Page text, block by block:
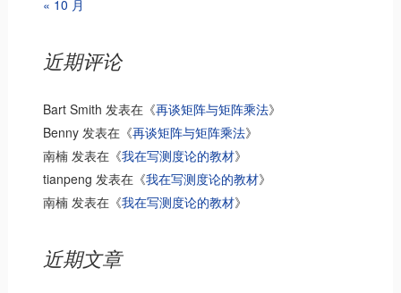
« 10 月
近期评论
Bart Smith 发表在《再谈矩阵与矩阵乘法》
Benny发表在《再谈矩阵与矩阵乘法》
南楠发表在《我在写测度论的教材》
tianpeng 发表在《我在写测度论的教材》
南楠发表在《我在写测度论的教材》
近期文章